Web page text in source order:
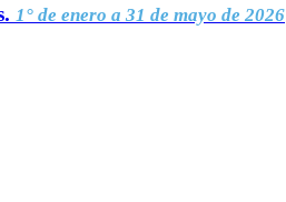
1° de enero a 31 de mayo de 2026